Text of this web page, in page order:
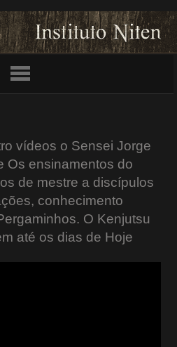
vídeos o Sensei Jorge
Os ensinamentos do
de mestre a discípulos
conhecimento
O Kenjutsu
até os dias de Hoje